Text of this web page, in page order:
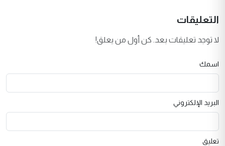
التعليقات
لا توجد تعليقات بعد. كن أول من يعلق!
اسمك
البريد الإلكتروني
تعليق